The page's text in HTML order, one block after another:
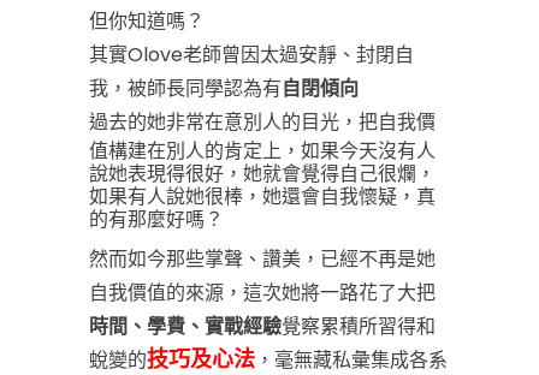
但你知道嗎？
其實Olove老師曾因太過安靜、封閉自
我，被師長同學認為有自閉傾向
過去的她非常在意別人的目光， 把自我價
值構建在別人的肯定上， 如果今天沒有人
說她表現得很好，她就會覺得自己很爛，
如果有人說她很棒，她還會自我懷疑，真
的有那麼好嗎？
然而如今那些掌聲、讚美，已經不再是她
自我價值的來源，這次她將一路花了大把
時間、學費、實戰經驗覺察累積所習得和
蛻變的技巧及心法 ，毫無藏私彙集成各系